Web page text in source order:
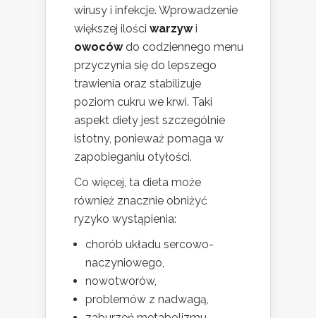
wirusy i infekcje. Wprowadzenie
większej ilości warzywi
owocówdo codziennego menu
przyczynia się do lepszego
trawienia oraz stabilizuje
poziom cukru we krwi. Taki
aspekt diety jest szczególnie
istotny, ponieważ pomaga w
zapobieganiu otyłości.
Co więcej, ta dieta może
również znacznie obniżyć
ryzyko wystąpienia:
chorób układu sercowo-
naczyniowego,
nowotworów,
problemów z nadwagą,